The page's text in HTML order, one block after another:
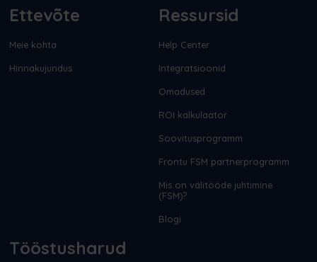
Ettevõte
Meie kohta
Hinnakujundus
Ressursid
Help Center
Integratsioonid
Omadused
ROI kalkulaator
Soovitusprogramm
Frontu FSM partnerprogramm
Mis on välitööde juhtimine
(FSM)?
Blogi
Tööstusharud